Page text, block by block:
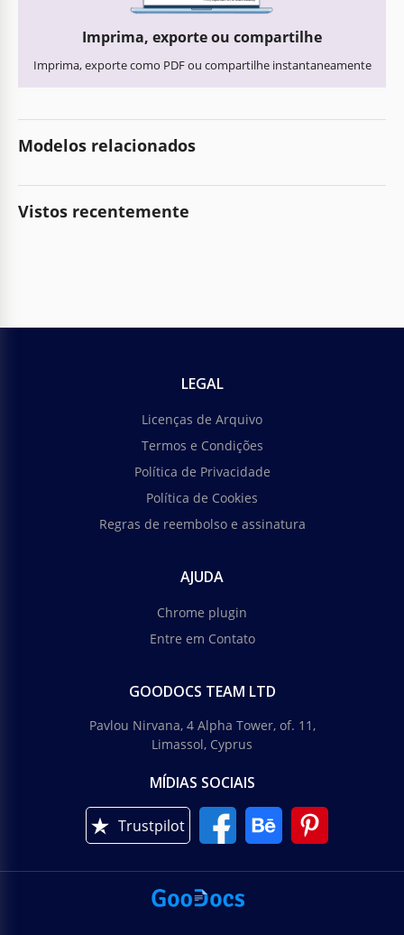
Imprima, exporte ou compartilhe
Imprima, exporte como PDF ou compartilhe instantaneamente
Modelos relacionados
Vistos recentemente
LEGAL
Licenças de Arquivo
Termos e Condições
Política de Privacidade
Política de Cookies
Regras de reembolso e assinatura
AJUDA
Chrome plugin
Entre em Contato
GOODOCS TEAM LTD
Pavlou Nirvana, 4 Alpha Tower, of. 11,
Limassol, Cyprus
MÍDIAS SOCIAIS
Trustpilot